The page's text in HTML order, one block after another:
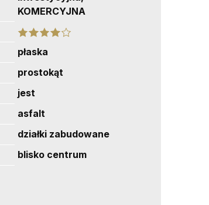
KOMERCYJNA
płaska
prostokąt
jest
asfalt
działki zabudowane
blisko centrum